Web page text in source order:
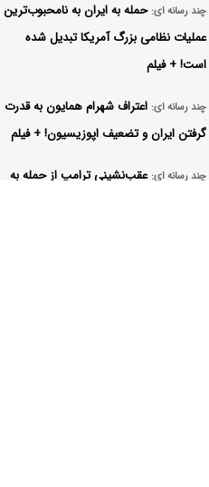
چند رسانه ای: حمله به ایران به نامحبوب‌ترین
عملیات نظامی بزرگ آمریکا تبدیل شده
است! + فیلم
چند رسانه ای: اعتراف شهرام همایون به قدرت
گرفتن ایران و تضعیف اپوزیسیون! + فیلم
چند رسانه ای: عقب‌نشینی ترامپ از حمله به